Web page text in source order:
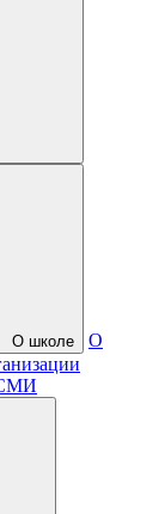
О школе
О